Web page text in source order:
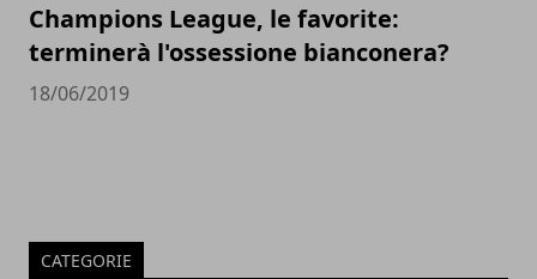
Champions League, le favorite:
terminerà l'ossessione bianconera?
18/06/2019
CATEGORIE